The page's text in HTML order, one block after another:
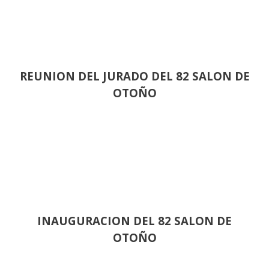
REUNION DEL JURADO DEL 82 SALON DE
OTOÑO
INAUGURACION DEL 82 SALON DE
OTOÑO